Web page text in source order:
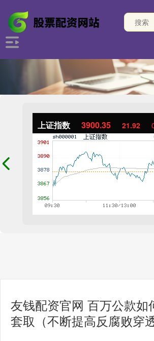
上证指数 3900.35 21.92
友钱配资官网 百万公款如
套取（不断提高反腐败穿